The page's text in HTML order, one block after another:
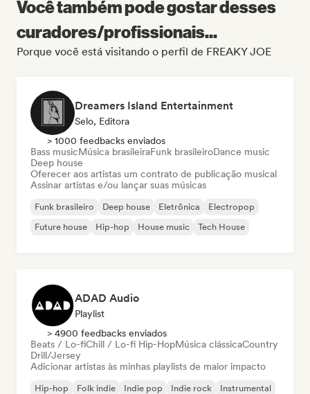
Você também pode gostar desses
curadores/profissionais...
Porque você está visitando o perfil de FREAKY JOE
Dreamers Island Entertainment
Selo, Editora
> 1000 feedbacks enviados
Bass musicMúsica brasileiraFunk brasileiroDance music
Deep house
Oferecer aos artistas um contrato de publicação musical
Assinar artistas e/ou lançar suas músicas
Funk brasileiro Deep house Eletrônica
Electropop
Future house
Hip-hop House music Tech House
ADAD Audio
Playlist
> 4900 feedbacks enviados
Beats / Lo-fiChill / Lo-fi Hip-HopMúsica clássicaCountry
Drill/Jersey
Adicionar artistas às minhas playlists de maior impacto
Hip-hop Folk indie Indie pop Indie rock
Instrumental